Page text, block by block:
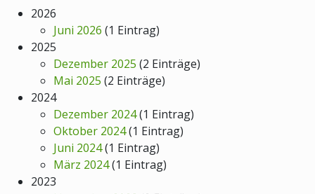
2026
Juni 2026 (1 Eintrag)
2025
Dezember 2025 (2 Einträge)
Mai 2025 (2 Einträge)
2024
Dezember 2024(1 Eintrag)
Oktober 2024(1 Eintrag)
Juni 2024(1 Eintrag)
März 2024(1 Eintrag)
2023